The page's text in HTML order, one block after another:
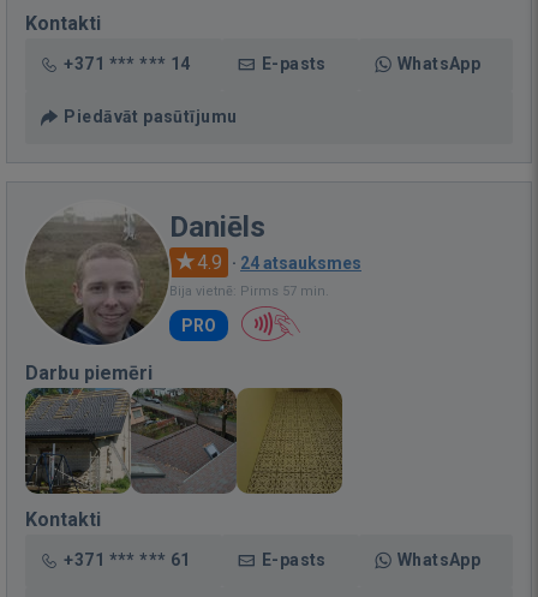
Kontakti
+371 *** *** 14 E-pasts WhatsApp
Piedāvāt pasūtījumu
Daniēls
4.9 · 24 atsauksmes
Bija vietnē: Pirms 57 min.
PRO
Darbu piemēri
Kontakti
+371 *** *** 61 E-pasts WhatsApp